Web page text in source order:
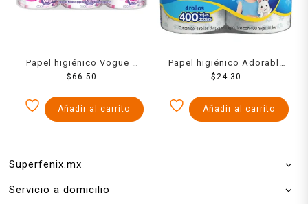
Papel higiénico Vogue 6
rollos de 600 hojas dobles
$66.50
Añadir al carrito
Papel higiénico Adorable
4 rollos 400 hojas dobles
$24.30
Añadir al carrito
Superfenix.mx
Servicio a domicilio